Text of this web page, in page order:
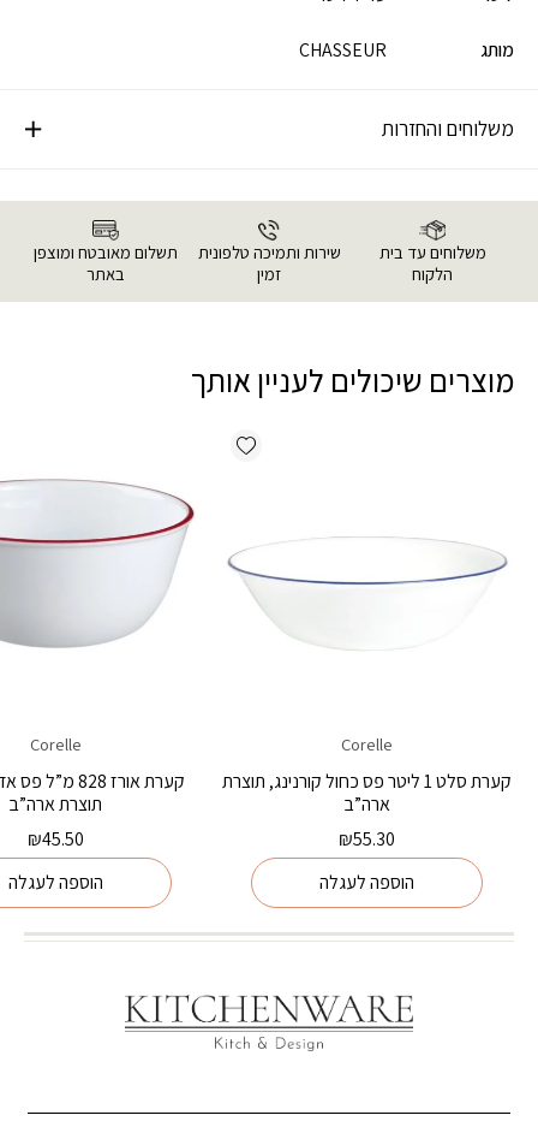
מותג CHASSEUR
משלוחים והחזרות
משלוחים עד בית
הלקוח
שירות ותמיכה טלפונית
זמין
תשלום מאובטח ומוצפן
באתר
מוצרים שיכולים לעניין אותך
Add wishlist
Corelle
קערת סלט 1 ליטר פס כחול קורנינג, תוצרת
ארה”ב
₪55.30
הוספה לעגלה
Corelle
קערת אורז 828
תוצרת ארה”ב
₪45.50
הוספה לעגלה